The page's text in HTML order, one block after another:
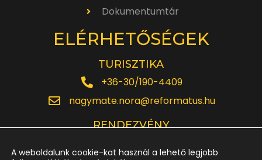
Dokumentumtár
ELÉRHETŐSÉGEK
TURISZTIKA
+36-30/190-4409
nagymate.nora@reformatus.hu
RENDEZVÉNY
A weboldalunk cookie-kat használ a lehető legjobb